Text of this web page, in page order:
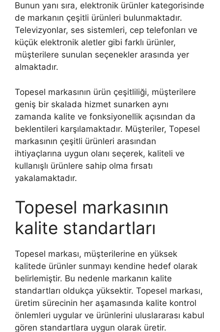
Bunun yanı sıra, elektronik ürünler kategorisinde
de markanın çeşitli ürünleri bulunmaktadır.
Televizyonlar, ses sistemleri, cep telefonları ve
küçük elektronik aletler gibi farklı ürünler,
müşterilere sunulan seçenekler arasında yer
almaktadır.
Topesel markasının ürün çeşitliliği, müşterilere
geniş bir skalada hizmet sunarken aynı
zamanda kalite ve fonksiyonellik açısından da
beklentileri karşılamaktadır. Müşteriler, Topesel
markasının çeşitli ürünleri arasından
ihtiyaçlarına uygun olanı seçerek, kaliteli ve
kullanışlı ürünlere sahip olma fırsatı
yakalamaktadır.
Topesel markasının
kalite standartları
Topesel markası, müşterilerine en yüksek
kalitede ürünler sunmayı kendine hedef olarak
belirlemiştir. Bu nedenle markanın kalite
standartları oldukça yüksektir. Topesel markası,
üretim sürecinin her aşamasında kalite kontrol
önlemleri uygular ve ürünlerini uluslararası kabul
gören standartlara uygun olarak üretir.